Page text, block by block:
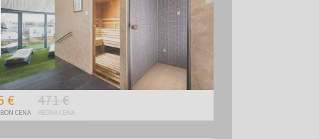
€
CENA
471 €
REDNA CENA